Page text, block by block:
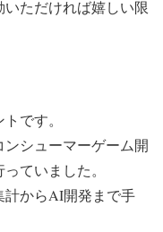
いただければ嬉しい限
です。
シューマーゲーム開
ていました。
計からAI開発まで手